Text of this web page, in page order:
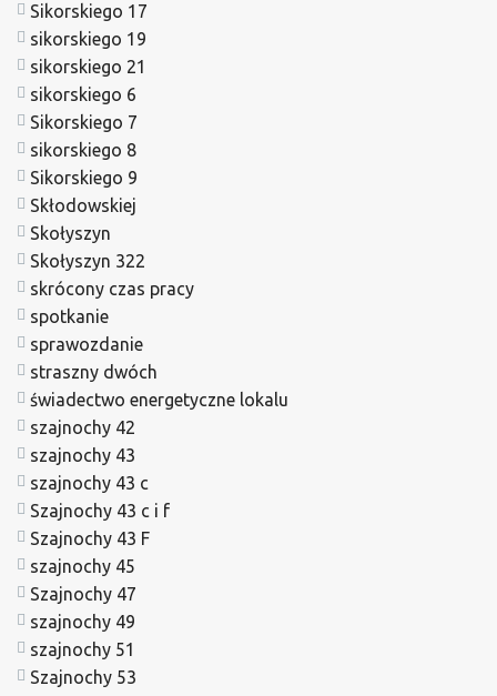
Sikorskiego 17
sikorskiego 19
sikorskiego 21
sikorskiego 6
Sikorskiego 7
sikorskiego 8
Sikorskiego 9
Skłodowskiej
Skołyszyn
Skołyszyn 322
skrócony czas pracy
spotkanie
sprawozdanie
straszny dwóch
świadectwo energetyczne lokalu
szajnochy 42
szajnochy 43
szajnochy 43 c
Szajnochy 43 c i f
Szajnochy 43 F
szajnochy 45
Szajnochy 47
szajnochy 49
szajnochy 51
Szajnochy 53